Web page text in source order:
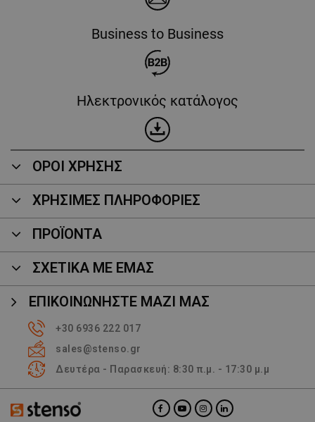
Business to Business
Ηλεκτρονικός κατάλογος
ΟΡΟΙ ΧΡΗΣΗΣ
ΧΡΗΣΙΜΕΣ ΠΛΗΡΟΦΟΡΙΕΣ
ΠΡΟΪΌΝΤΑ
ΣΧΕΤΙΚΑ ΜΕ ΕΜΑΣ
ΕΠΙΚΟΙΝΩΝΉΣΤΕ ΜΑΖΊ ΜΑΣ
+30 6936 222 017
sales@stenso.gr
Δευτέρα - Παρασκευή: 8:30 π.μ. - 17:30 μ.μ